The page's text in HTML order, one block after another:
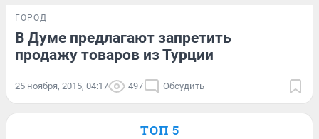
ГОРОД
В Думе предлагают запретить
продажу товаров из Турции
25 ноября, 2015, 04:17 497 Обсудить
ТОП 5